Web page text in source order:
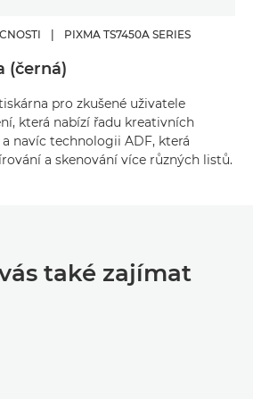
PIXMA TS7450A SERIES
(černá)
pro zkušené uživatele
která nabízí řadu kreativních
navíc technologii ADF, která
a skenování více různých listů.
také zajímat